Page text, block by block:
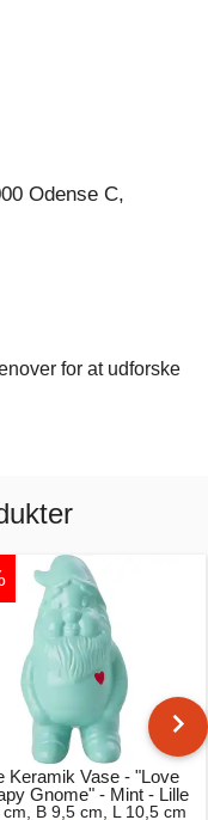
Odense C,
for at udforske
Keramik Vase - "Love
Gnome" - Mint - Lille
cm, B 9,5 cm, L 10,5 cm